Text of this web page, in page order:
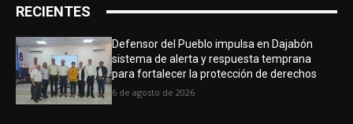
RECIENTES
Defensor del Pueblo impulsa en Dajabón
sistema de alerta y respuesta temprana
para fortalecer la protección de derechos
6 de agosto de 2026